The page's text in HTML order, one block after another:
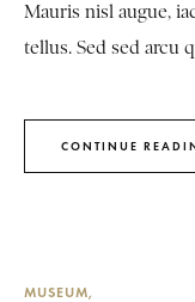
Mauris nisl augue,
tellus. Sed sed arcu
CONTINUE
MUSEUM